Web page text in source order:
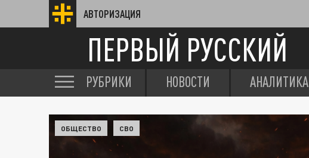
АВТОРИЗАЦИЯ
ПЕРВЫЙ РУССКИЙ
РУБРИКИ НОВОСТИ АНАЛИТИКА
ОБЩЕСТВО СВО